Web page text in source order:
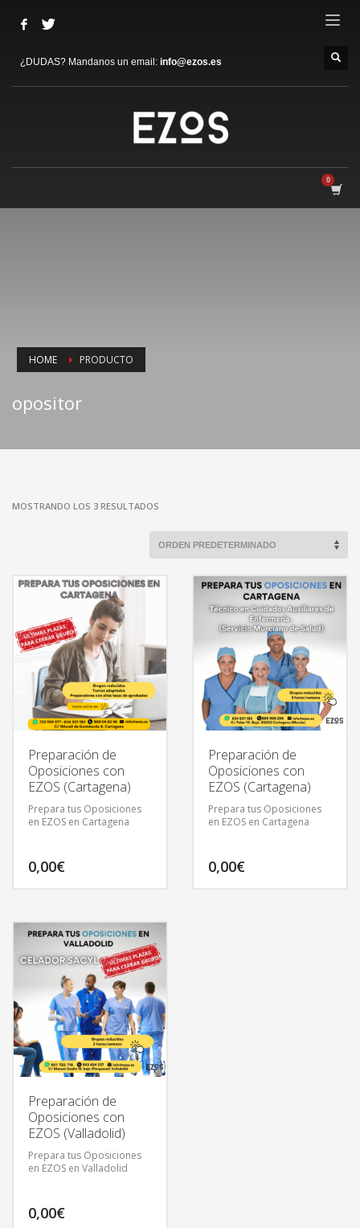
¿DUDAS? Mandanos un email: info@ezos.es
HOME PRODUCTO
opositor
MOSTRANDO LOS 3 RESULTADOS
Preparación de
Oposiciones con
EZOS (Cartagena)
Prepara tus Oposiciones
en EZOS en Cartagena
0,00€
Preparación de
Oposiciones con
EZOS (Cartagena)
Prepara tus Oposiciones
en EZOS en Cartagena
0,00€
Preparación de
Oposiciones con
EZOS (Valladolid)
Prepara tus Oposiciones
en EZOS en Valladolid
0,00€